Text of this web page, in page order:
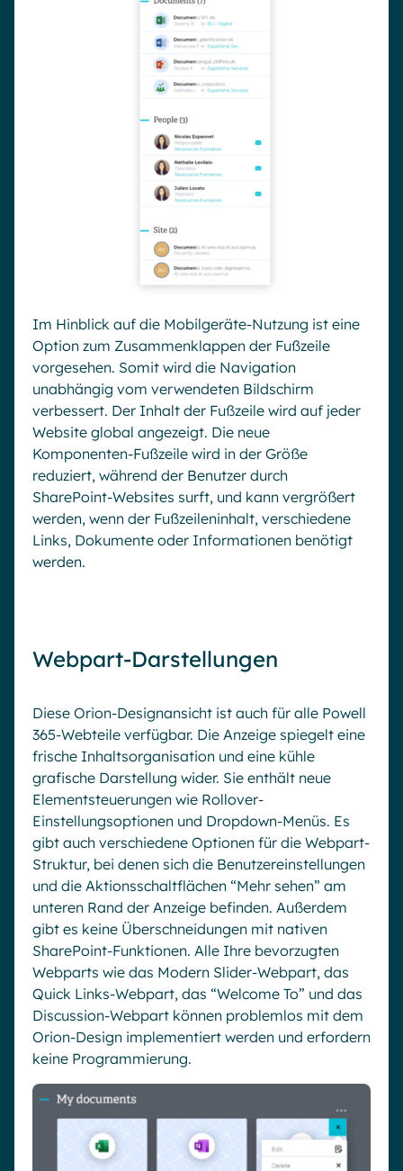
Im Hinblick auf die Mobilgeräte-Nutzung ist eine
Option zum Zusammenklappen der Fußzeile
vorgesehen. Somit wird die Navigation
unabhängig vom verwendeten Bildschirm
verbessert. Der Inhalt der Fußzeile wird auf jeder
Website global angezeigt. Die neue
Komponenten-Fußzeile wird in der Größe
reduziert, während der Benutzer durch
SharePoint-Websites surft, und kann vergrößert
werden, wenn der Fußzeileninhalt, verschiedene
Links, Dokumente oder Informationen benötigt
werden.
Webpart-Darstellungen
Diese Orion-Designansicht ist auch für alle Powell
365-Webteile verfügbar. Die Anzeige spiegelt eine
frische Inhaltsorganisation und eine kühle
grafische Darstellung wider. Sie enthält neue
Elementsteuerungen wie Rollover-
Einstellungsoptionen und Dropdown-Menüs. Es
gibt auch verschiedene Optionen für die Webpart-
Struktur, bei denen sich die Benutzereinstellungen
und die Aktionsschaltflächen “Mehr sehen” am
unteren Rand der Anzeige befinden. Außerdem
gibt es keine Überschneidungen mit nativen
SharePoint-Funktionen. Alle Ihre bevorzugten
Webparts wie das Modern Slider-Webpart, das
Quick Links-Webpart, das “Welcome To” und das
Discussion-Webpart können problemlos mit dem
Orion-Design implementiert werden und erfordern
keine Programmierung.